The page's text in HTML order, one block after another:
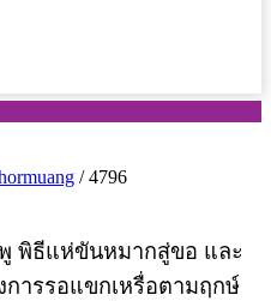
/ 4796
พิธีแห่ขันหมากสู่ขอ และ
ารรอแขกเหรื่อตามฤกษ์